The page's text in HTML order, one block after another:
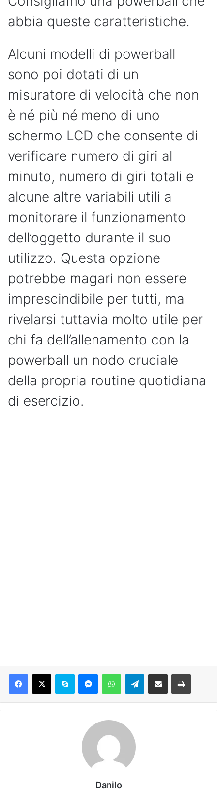
abbia queste caratteristiche.
Alcuni modelli di powerball
sono poi dotati di un
misuratore di velocità che non
è né più né meno di uno
schermo LCD che consente di
verificare numero di giri al
minuto, numero di giri totali e
alcune altre variabili utili a
monitorare il funzionamento
dell’oggetto durante il suo
utilizzo. Questa opzione
potrebbe magari non essere
imprescindibile per tutti, ma
rivelarsi tuttavia molto utile per
chi fa dell’allenamento con la
powerball un nodo cruciale
della propria routine quotidiana
di esercizio.
Danilo